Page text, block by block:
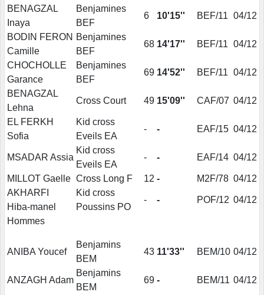
BENAGZAL
Inaya
Benjamines
BEF
6 10'15'' BEF/11 04/12
BODIN FERON
Camille
Benjamines
BEF
68 14'17'' BEF/11 04/12
CHOCHOLLE
Garance
Benjamines
BEF
69 14'52'' BEF/11 04/12
BENAGZAL
Lehna
Cross Court 49 15'09'' CAF/07 04/12
EL FERKH
Sofia
Kid cross
Eveils EA
- - EAF/15 04/12
MSADAR Assia
Kid cross
Eveils EA
- - EAF/14 04/12
MILLOT Gaelle Cross Long F 12 - M2F/78 04/12
AKHARFI
Hiba-manel
Kid cross
Poussins PO
- - POF/12 04/12
Hommes
ANIBA Youcef
Benjamins
BEM
43 11'33'' BEM/10 04/12
ANZAGH Adam
Benjamins
BEM
69 - BEM/11 04/12